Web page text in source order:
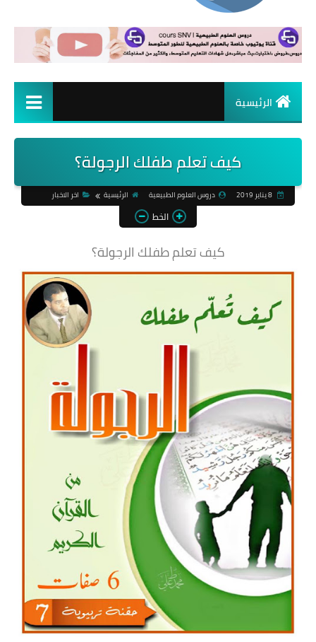
الرئيسية
كيف تعلم طفلك الرجولة؟
8 يناير 2019 دروس العلوم الطبيعية الرئيسية اخر الاخبار
الخط
كيف تعلم طفلك الرجولة؟